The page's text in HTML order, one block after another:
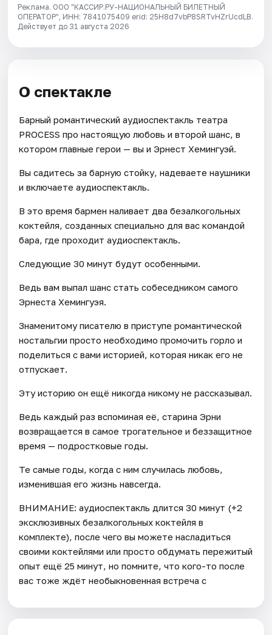
Реклама. ООО "КАССИР.РУ-НАЦИОНАЛЬНЫЙ БИЛЕТНЫЙ
ОПЕРАТОР", ИНН: 7841075409 erid: 25H8d7vbP8SRTvHZrUcdLB.
Действует до 31 августа 2026
О спектакле
Барный романтический аудиоспектакль театра
PROCESS про настоящую любовь и второй шанс, в
котором главные герои — вы и Эрнест Хемингуэй.
Вы садитесь за барную стойку, надеваете наушники
и включаете аудиоспектакль.
В это время бармен наливает два безалкогольных
коктейля, созданных специально для вас командой
бара, где проходит аудиоспектакль.
Следующие 30 минут будут особенными.
Ведь вам выпал шанс стать собеседником самого
Эрнеста Хемингуэя.
Знаменитому писателю в приступе романтической
ностальгии просто необходимо промочить горло и
поделиться с вами историей, которая никак его не
отпускает.
Эту историю он ещё никогда никому не рассказывал.
Ведь каждый раз вспоминая её, старина Эрни
возвращается в самое трогательное и беззащитное
время — подростковые годы.
Те самые годы, когда с ним случилась любовь,
изменившая его жизнь навсегда.
ВНИМАНИЕ: аудиоспектакль длится 30 минут (+2
эксклюзивных безалкогольных коктейля в
комплекте), после чего вы можете насладиться
своими коктейлями или просто обдумать пережитый
опыт ещё 25 минут, но помните, что кого-то после
вас тоже ждёт необыкновенная встреча с